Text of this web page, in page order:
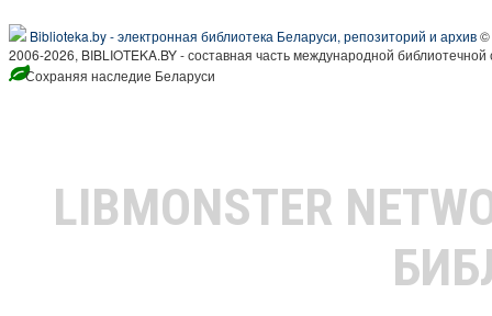
Biblioteka.by - электронная библиотека Беларуси, репозиторий и архив©
2006-2026, BIBLIOTEKA.BY - составная часть международной
Сохраняя наследие Беларуси
LIBMONSTER